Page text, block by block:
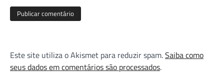
Este site utiliza o Akismet para reduzir spam.Saiba como
seus dados em comentários são processados.